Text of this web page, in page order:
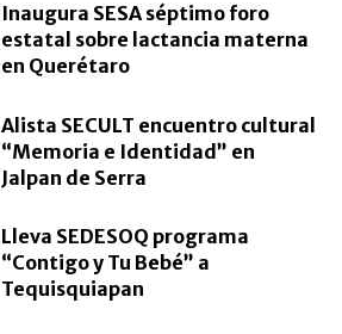
Inaugura SESA séptimo foro
estatal sobre lactancia materna
en Querétaro
Alista SECULT encuentro cultural
“Memoria e Identidad” en
Jalpan de Serra
Lleva SEDESOQ programa
“Contigo y Tu Bebé” a
Tequisquiapan